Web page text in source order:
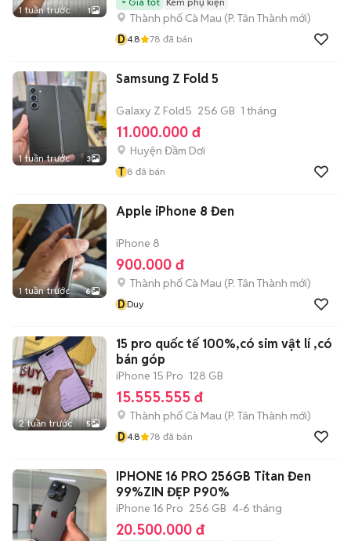
1 tuần trước 1
Thành phố Cà Mau (P. Tân Thành mới)
D4.8 78 đã bán
1 tuần trước 3
Samsung Z Fold 5
Galaxy Z Fold5 256 GB 1 tháng
11.000.000 đ
Huyện Đầm Dơi
T 8 đã bán
1 tuần trước 6
Apple iPhone 8 Đen
iPhone 8
900.000 đ
Thành phố Cà Mau (P. Tân Thành mới)
DDuy
2 tuần trước 5
15 pro quốc tế 100%,có sim vật lí ,có
bán góp
iPhone 15 Pro 128 GB
15.555.555 đ
Thành phố Cà Mau (P. Tân Thành mới)
D4.8 78 đã bán
IPHONE 16 PRO 256GB Titan Đen
99%ZIN ĐẸP P90%
iPhone 16 Pro 256 GB 4-6 tháng
20.500.000 đ